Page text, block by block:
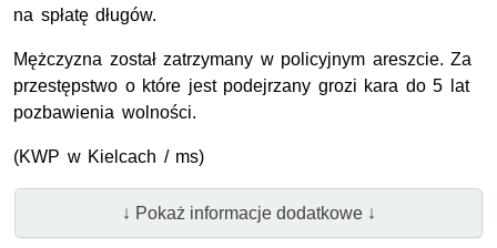
na spłatę długów.
Mężczyzna został zatrzymany w policyjnym areszcie. Za
przestępstwo o które jest podejrzany grozi kara do 5 lat
pozbawienia wolności.
(KWP w Kielcach / ms)
↓ Pokaż informacje dodatkowe ↓